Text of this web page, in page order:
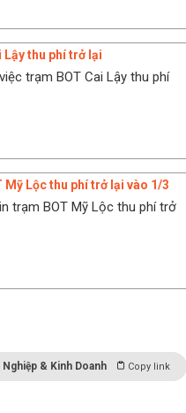
Lậy thu phí trở lại
trạm BOT Cai Lậy thu phí
Lộc thu phí trở lại vào 1/3
trạm BOT Mỹ Lộc thu phí trở
Nghiệp & Kinh Doanh Copy link